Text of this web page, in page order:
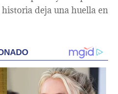
deja una huella en